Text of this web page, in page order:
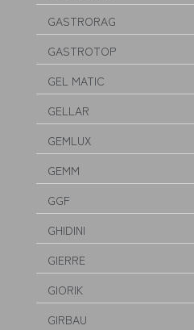
GASTRORAG
GASTROTOP
GEL MATIC
GELLAR
GEMLUX
GEMM
GGF
GHIDINI
GIERRE
GIORIK
GIRBAU